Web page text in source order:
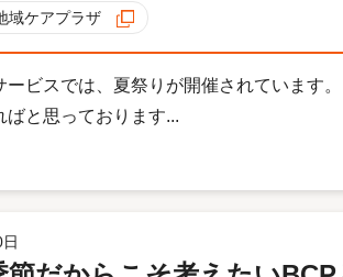
域ケアプラザ
ービスでは、夏祭りが開催されています
ばと思っております...